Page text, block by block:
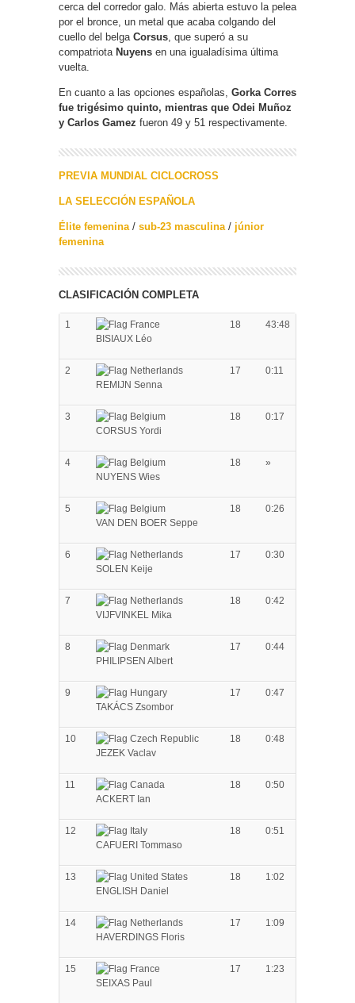
cerca del corredor galo. Más abierta estuvo la pelea
por el bronce, un metal que acaba colgando del
cuello del belga Corsus, que superó a su
compatriota Nuyens en una igualadísima última
vuelta.
En cuanto a las opciones españolas, Gorka Corres
fue trigésimo quinto, mientras que Odei Muñoz
y Carlos Gamez fueron 49 y 51 respectivamente.
PREVIA MUNDIAL CICLOCROSS
LA SELECCIÓN ESPAÑOLA
Élite femenina/ sub-23 masculina/ júnior
femenina
CLASIFICACIÓN COMPLETA
1
BISIAUX Léo
18 43:48
2
REMIJN Senna
17 0:11
3
CORSUS Yordi
18 0:17
4
NUYENS Wies
18 »
5
VAN DEN BOER Seppe
18 0:26
6
SOLEN Keije
17 0:30
7
VIJFVINKEL Mika
18 0:42
8
PHILIPSEN Albert
17 0:44
9
TAKÁCS Zsombor
17 0:47
10
JEZEK Vaclav
18 0:48
11
ACKERT Ian
18 0:50
12
CAFUERI Tommaso
18 0:51
13
ENGLISH Daniel
18 1:02
14
HAVERDINGS Floris
17 1:09
15
SEIXAS Paul
17 1:23